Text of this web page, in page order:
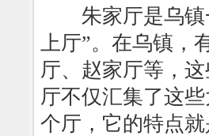
朱家厅是乌镇
上厅”。在乌镇，
厅、赵家厅等，
厅不仅汇集了这
个厅，它的特点